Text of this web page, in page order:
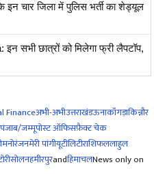
चार जिला में पुलिस भर्ती का शेड्यूल
सभी छात्रों को मिलेगा फ्री लैपटॉप,
Financeअभी-अभीउत्तराखंडऊनाकाँगड़ाकिन्नौर
पंजाब/जम्मूपोस्ट ऑफिसफ़ैक्ट चेक
मनोरंजनमेरी पांगीयूटीलिटीराशिफललाहुल
सोलनहमीरपुरandहिमाचलNews only on